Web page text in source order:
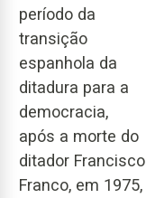
período da
transição
espanhola da
ditadura para a
democracia,
após a morte do
ditador Francisco
Franco, em 1975,